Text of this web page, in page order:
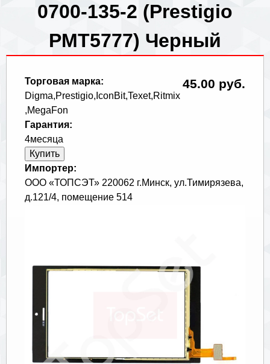
0700-135-2 (Prestigio
PMT5777) Черный
45.00 руб.
Торговая марка:
Digma,Prestigio,IconBit,Texet,Ritmix
,MegaFon
Гарантия:
4месяца
Импортер:
ООО «ТОПСЭТ» 220062 г.Минск, ул.Тимирязева,
д.121/4, помещение 514